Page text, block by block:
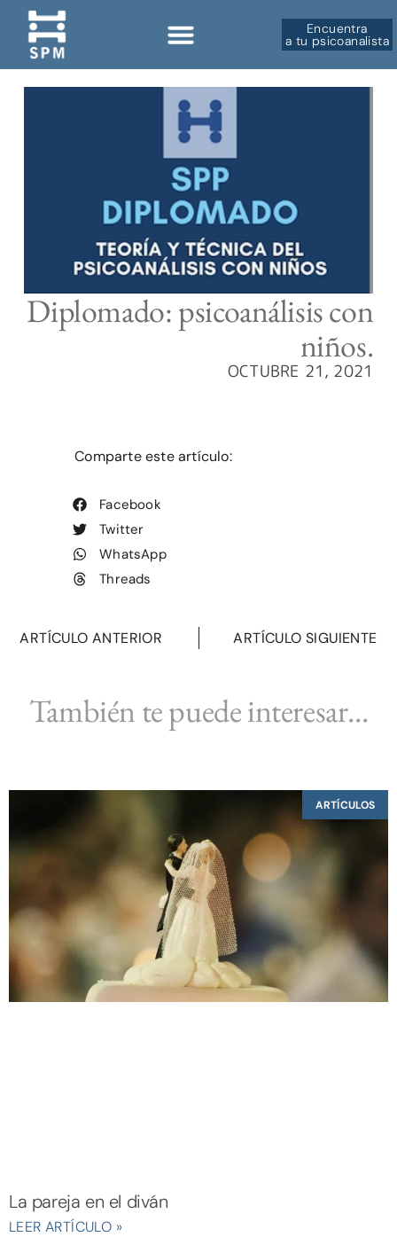
Encuentra
a tu psicoanalista
Diplomado: psicoanálisis con
niños.
OCTUBRE 21, 2021
Comparte este artículo:
Facebook
Twitter
WhatsApp
Threads
ARTÍCULO ANTERIOR ARTÍCULO SIGUIENTE
También te puede interesar...
ARTÍCULOS
La pareja en el diván
LEER ARTÍCULO »